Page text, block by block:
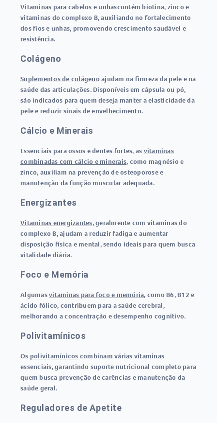
Vitaminas para cabelos e unhascontém biotina, zinco e
vitaminas do complexo B, auxiliando no fortalecimento
dos fios e unhas, promovendo crescimento saudável e
resistência.
Colágeno
Suplementos de colágenoajudam na firmeza da pele e na
saúde das articulações. Disponíveis em cápsula ou pó,
são indicados para quem deseja manter a elasticidade da
pele e reduzir sinais de envelhecimento.
Cálcio e Minerais
Essenciais para ossos e dentes fortes, as vitaminas
combinadas com cálcio e minerais, como magnésio e
zinco, auxiliam na prevenção de osteoporose e
manutenção da função muscular adequada.
Energizantes
Vitaminas energizantes, geralmente com vitaminas do
complexo B, ajudam a reduzir fadiga e aumentar
disposição física e mental, sendo ideais para quem busca
vitalidade diária.
Foco e Memória
Algumasvitaminas para foco e memória, como B6, B12 e
ácido fólico, contribuem para a saúde cerebral,
melhorando a concentração e desempenho cognitivo.
Polivitamínicos
Os polivitamínicos combinam várias vitaminas
essenciais, garantindo suporte nutricional completo para
quem busca prevenção de carências e manutenção da
saúde geral.
Reguladores de Apetite